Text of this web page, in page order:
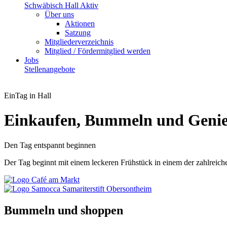
Schwäbisch Hall Aktiv
Über uns
Aktionen
Satzung
Mitgliederverzeichnis
Mitglied / Fördermitglied werden
Jobs
Stellenangebote
EinTag in Hall
Einkaufen, Bummeln und
Den Tag entspannt beginnen
Der Tag beginnt mit einem leckeren Frühstück in einem der
Bummeln und shoppen